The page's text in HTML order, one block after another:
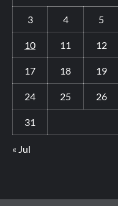
3 4 5
10 11 12
17 18 19
24 25 26
31
« Jul